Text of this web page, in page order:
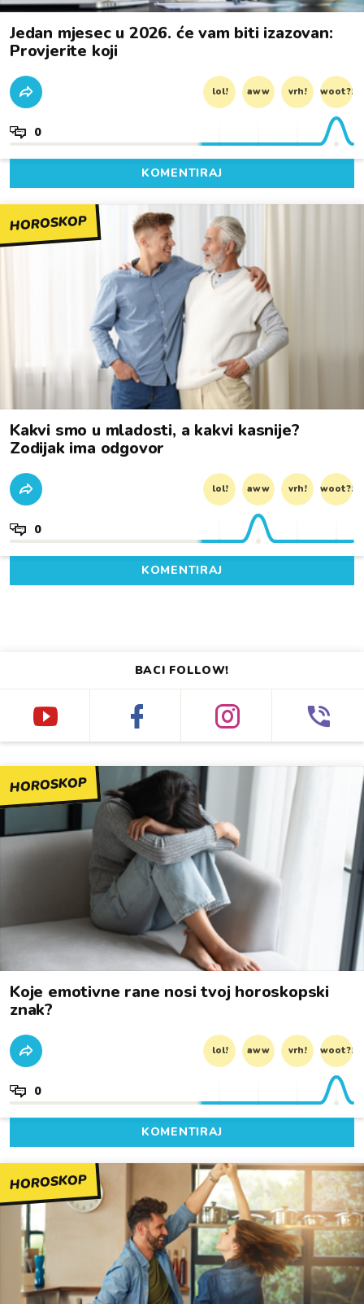
Jedan mjesec u 2026. će vam biti izazovan:
Provjerite koji
lol! aww vrh! woot?!
0
KOMENTIRAJ
HOROSKOP
Kakvi smo u mladosti, a kakvi kasnije?
Zodijak ima odgovor
lol! aww vrh! woot?!
0
KOMENTIRAJ
BACI FOLLOW!
HOROSKOP
Koje emotivne rane nosi tvoj horoskopski
znak?
lol! aww vrh! woot?!
0
KOMENTIRAJ
HOROSKOP